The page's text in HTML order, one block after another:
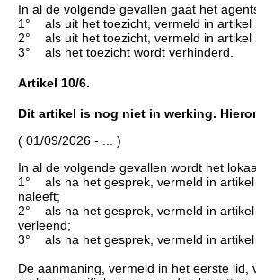
In al de volgende gevallen gaat het
1° als uit het toezicht, vermeld in artikel
2° als uit het toezicht, vermeld in artikel
3° als het toezicht wordt verhinderd.
Artikel 10/6.
Dit artikel is nog niet in werking.
( 01/09/2026 - ... )
In al de volgende gevallen wordt het
1° als na het gesprek, vermeld in
naleeft;
2° als na het gesprek, vermeld in artikel
verleend;
3° als na het gesprek, vermeld in
De aanmaning, vermeld in het eerste